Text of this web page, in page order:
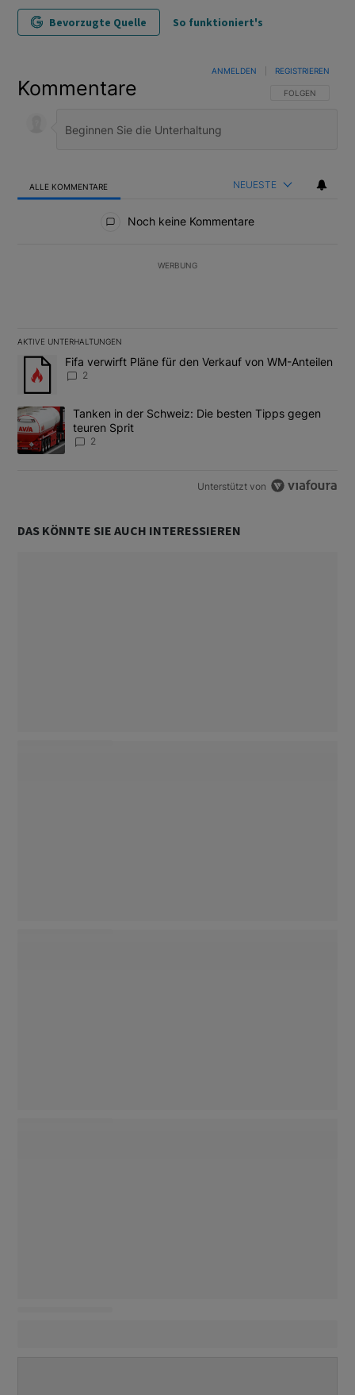
Bevorzugte Quelle So funktioniert's
Kommentare FOLGE DIESER
FOLGEN
ANMELDEN REGISTRIEREN
ALLE KOMMENTARE NEUESTE
Noch keine Kommentare
WERBUNG
AKTIVE UNTERHALTUNGEN
Das Folgende ist eine Liste der am meisten kommentierten
Ein Trendartikel mit dem Titel "Fifa verwirft Pläne für den
Fifa verwirft Pläne für den Verkauf von WM-Anteilen
2
Ein Trendartikel mit dem Titel "Tanken in der Schweiz: Die
Tanken in der Schweiz: Die besten Tipps gegen
teuren Sprit
2
Unterstützt von
DAS KÖNNTE SIE AUCH INTERESSIEREN